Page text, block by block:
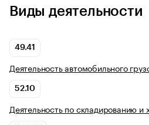
Виды деятельности
49.41
Деятельность автомобильного
52.10
Деятельность по складированию и